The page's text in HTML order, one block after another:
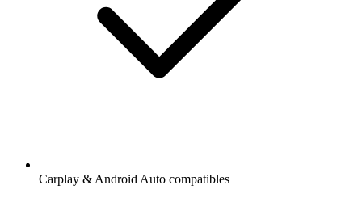
Carplay & Android Auto compatibles